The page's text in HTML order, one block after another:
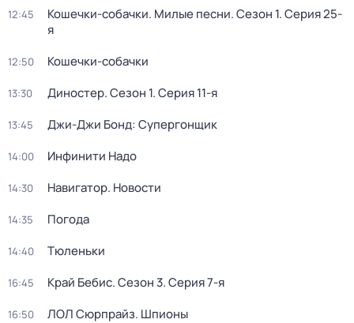
12:45 Кошечки-собачки. Милые песни. Сезон 1. Серия 25-
я
12:50 Кошечки-собачки
13:30 Диностер. Сезон 1. Серия 11-я
13:45 Джи-Джи Бонд: Супергонщик
14:00 Инфинити Надо
14:30 Навигатор. Новости
14:35 Погода
14:40 Тюленьки
16:45 Край Бебис. Сезон 3. Серия 7-я
16:50 ЛОЛ Сюрпрайз. Шпионы